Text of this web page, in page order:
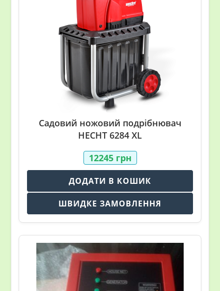
Садовий ножовий подрібнювач
HECHT 6284 XL
12245 грн
ДОДАТИ В КОШИК
ШВИДКЕ ЗАМОВЛЕННЯ